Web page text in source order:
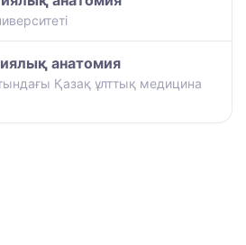
анатомия
Қазақ ұлттық медицина